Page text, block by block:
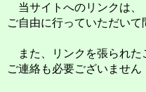
当サイトへのリンクは、
ご自由に行っていただいて
また、リンクを張られた
ご連絡も必要ございません